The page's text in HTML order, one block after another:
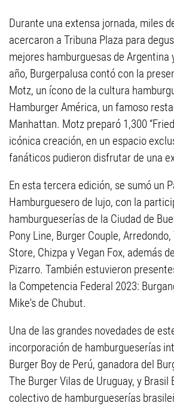
Durante una extensa jornada, miles
acercaron a Tribuna Plaza para
mejores hamburguesas de Argentina
año, Burgerpalusa contó con la
Motz, un ícono de la cultura
Hamburger América, un famoso
Manhattan. Motz preparó 1,300
icónica creación, en un espacio
fanáticos pudieron disfrutar de una
En esta tercera edición, se sumó un
Hamburguesero de lujo, con la
hamburgueserías de la Ciudad de
Pony Line, Burger Couple,
Store, Chizpa y Vegan Fox, además
Pizarro. También estuvieron
la Competencia Federal 2023:
Mike's de Chubut.
Una de las grandes novedades de
incorporación de hamburgueserías
Burger Boy de Perú, ganadora del
The Burger Vilas de Uruguay, y Brasil
colectivo de hamburgueserías